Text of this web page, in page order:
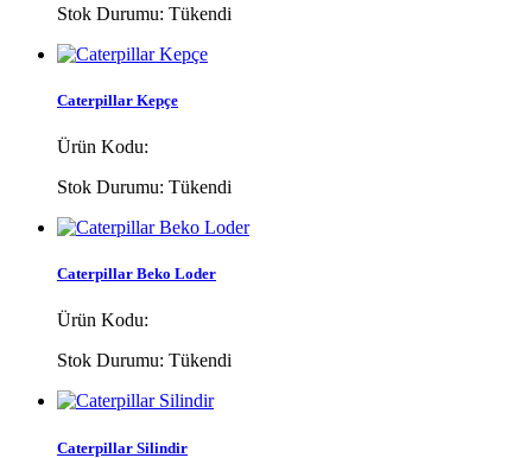
Stok Durumu: Tükendi
Caterpillar Kepçe
Ürün Kodu:
Stok Durumu: Tükendi
Caterpillar Beko Loder
Ürün Kodu:
Stok Durumu: Tükendi
Caterpillar Silindir